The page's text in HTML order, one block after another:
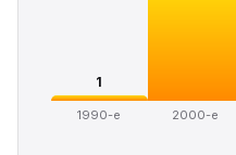
1
1990-е 2000-е